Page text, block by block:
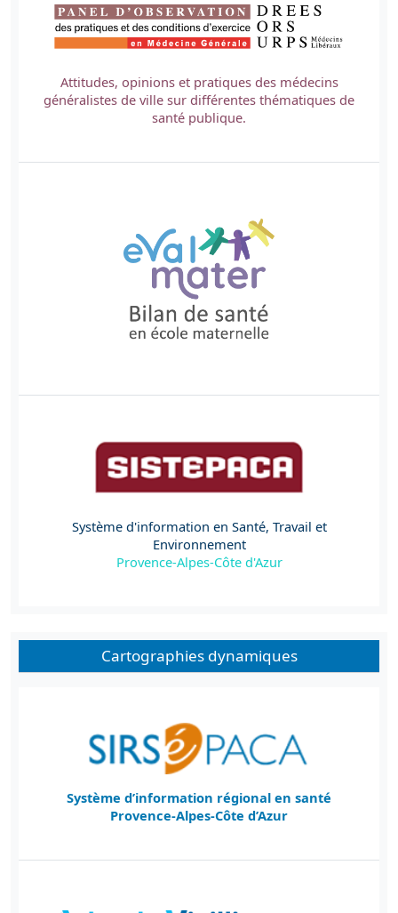
Attitudes, opinions et pratiques des médecins
généralistes de ville sur différentes thématiques de
santé publique.
Système d'information en Santé, Travail et
Environnement
Provence-Alpes-Côte d'Azur
Cartographies dynamiques
Système d’information régional en santé
Provence-Alpes-Côte d’Azur